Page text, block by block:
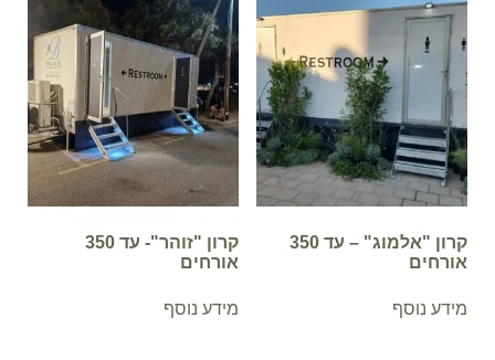
קרון "אלמוג" – עד 350
אורחים
מידע נוסף
קרון "זוהר"- עד 350
אורחים
מידע נוסף